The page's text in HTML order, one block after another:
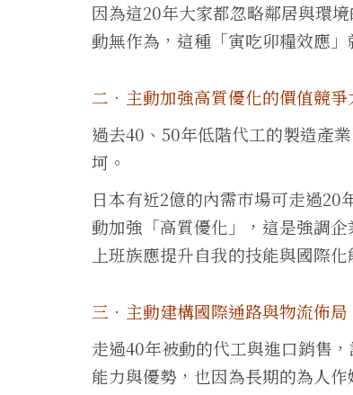
因為這20年大家都忽略鄰居與環
動無作為，這種「寅吃卯糧效應
二．主動加強高質優化的價值競爭
過去40、50年低階代工的製造產
坷。
日本有近2億的內需市場可走過20
動加強「高質優化」，這是強調
上班族應提升自我的技能與國際
三．主動建構國際通路與物流佈局
走過40年被動的代工與進口銷售
能力與優勢，也因為長期的為人作